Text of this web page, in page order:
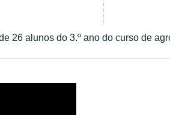
26 alunos do 3.º ano do curso de